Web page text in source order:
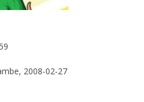
2008-02-27